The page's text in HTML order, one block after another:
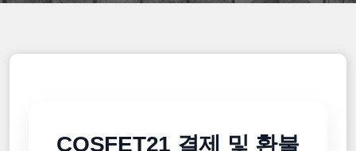
COSFET21 결제 및 환불